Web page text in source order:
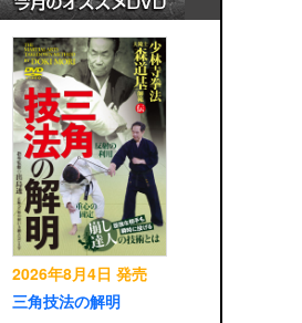
2026年8月4日 発売
三角技法の解明